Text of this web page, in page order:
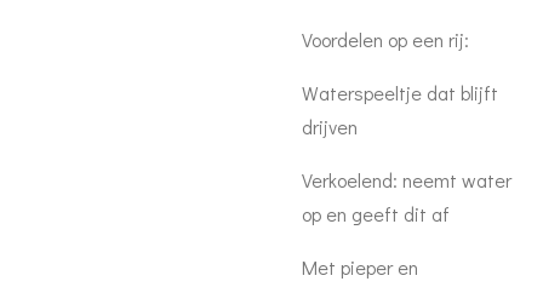
Voordelen op een rij:
Waterspeeltje dat blijft
drijven
Verkoelend: neemt water
op en geeft dit af
Met pieper en